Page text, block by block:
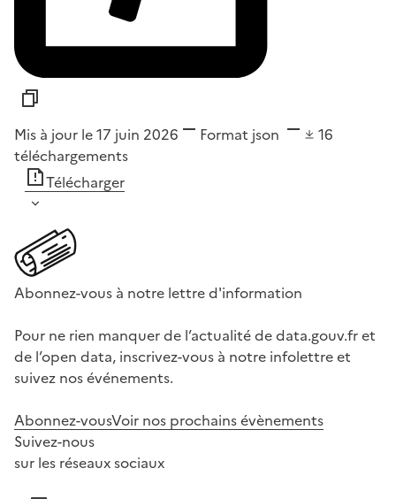
Mis à jour le 17 juin 2026 Format json
16
téléchargements
Télécharger
Abonnez-vous à notre lettre d'information
Pour ne rien manquer de l’actualité de data.gouv.fr et
de l’open data, inscrivez-vous à notre infolettre et
suivez nos événements.
Abonnez-vousVoir nos prochains évènements
Suivez-nous
sur les réseaux sociaux